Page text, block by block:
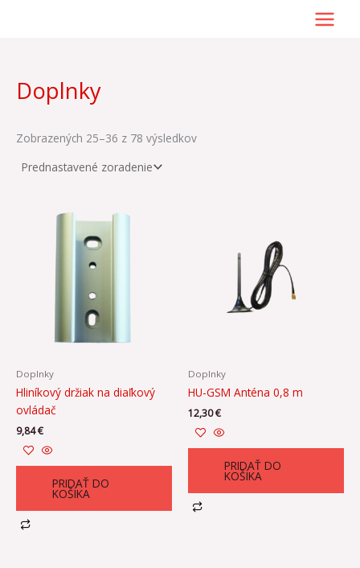
Doplnky
Zobrazených 25–36 z 78 výsledkov
Doplnky
Hliníkový držiak na diaľkový
ovládač
9,84€
PRIDAŤ DO
KOŠÍKA
Doplnky
HU-GSM Anténa 0,8 m
12,30€
PRIDAŤ DO
KOŠÍKA